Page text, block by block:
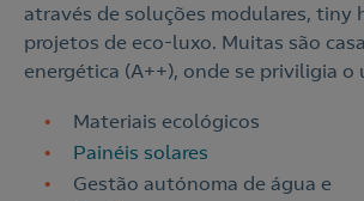
através de soluções modulares, tiny
projetos de eco-luxo. Muitas são
energética (A++), onde se priviligia o
Materiais ecológicos
Painéis solares
Gestão autónoma de água e